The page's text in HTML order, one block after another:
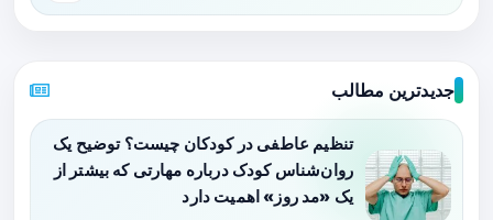
جدیدترین مطالب
تنظیم عاطفی در کودکان چیست؟ توضیح یک
روان‌شناس کودک درباره مهارتی که بیشتر از
یک «مد روز» اهمیت دارد